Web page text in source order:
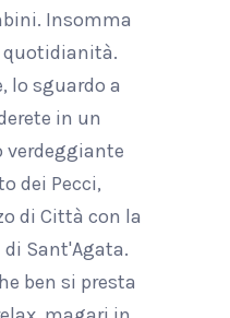
Insomma
quotidianità.
lo sguardo a
in un
verdeggiante
dei Pecci,
di Città con la
Sant'Agata.
ben si presta